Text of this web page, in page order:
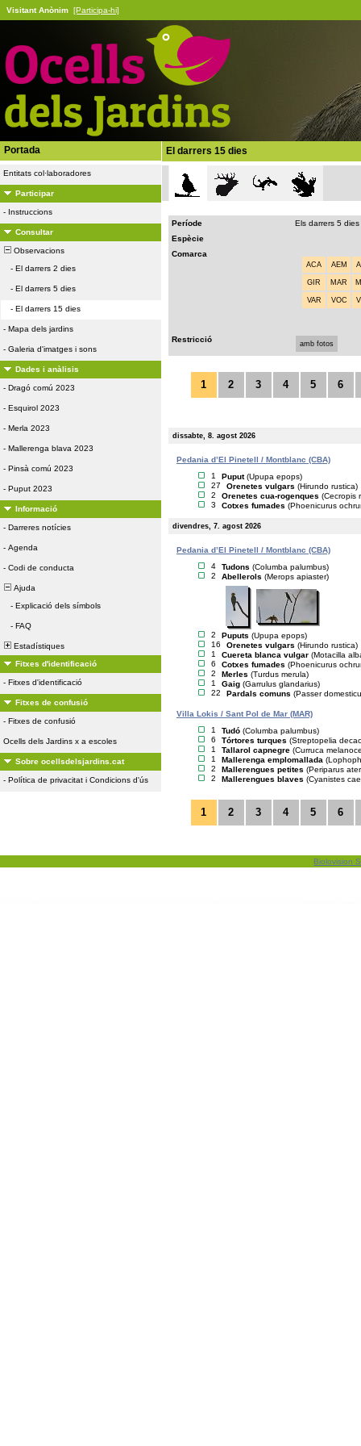
Visitant Anònim [Participa-hi]
Portada
Entitats col·laboradores
Participar
- Instruccions
Consultar
Observacions
- El darrers 2 dies
- El darrers 5 dies
- El darrers 15 dies
- Mapa dels jardins
- Galeria d'imatges i sons
Dades i anàlisis
- Dragó comú 2023
- Esquirol 2023
- Merla 2023
- Mallerenga blava 2023
- Pinsà comú 2023
- Puput 2023
Informació
- Darreres notícies
- Agenda
- Codi de conducta
Ajuda
- Explicació dels símbols
- FAQ
Estadístiques
Fitxes d'identificació
- Fitxes d'identificació
Fitxes de confusió
- Fitxes de confusió
Ocells dels Jardins x a escoles
Sobre ocellsdelsjardins.cat
- Política de privacitat i Condicions d'ús
El darrers 15 dies
Període
Els darrers 5 dies
Espècie
Comarca
ACA AEM
GIR MAR
VAR VOC
Restricció amb fotos
1 2 3 4 5 6
dissabte, 8. agost 2026
Pedania d’El Pinetell / Montblanc (CBA)
1
Puput (Upupa epops)
27
Orenetes vulgars (Hirundo rustica)
2
Orenetes cua-rogenques (Cecropis
3
Cotxes fumades (Phoenicurus
divendres, 7. agost 2026
Pedania d’El Pinetell / Montblanc (CBA)
4
Tudons (Columba palumbus)
2
Abellerols (Merops apiaster)
2 Puputs (Upupa epops)
16
Orenetes vulgars (Hirundo rustica)
1
Cuereta blanca vulgar (Motacilla
6
Cotxes fumades (Phoenicurus
2
Merles (Turdus merula)
1
Gaig (Garrulus glandarius)
22
Pardals comuns (Passer
Villa Lokis / Sant Pol de Mar (MAR)
1
Tudó (Columba palumbus)
6
Tórtores turques (Streptopelia
1
Tallarol capnegre (Curruca
1
Mallerenga emplomallada
2
Mallerengues petites (Periparus
2
Mallerengues blaves (Cyanistes
1 2 3 4 5 6
Biolovision